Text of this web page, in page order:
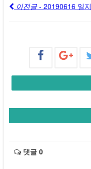
이전글 - 20190616 일지
댓글 0